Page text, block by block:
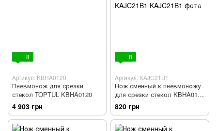
8
Артикул: KBHA0120
Пневмонож для срезки
стекол TOPTUL KBHA0120
4 903 грн
8
Артикул: KAJC21B1
Нож сменный к пневмоножу
для срезки стекол KBHA0120
TOPTUL KAJC21B1
820 грн